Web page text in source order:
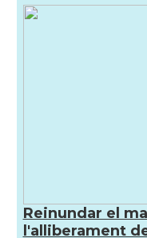
Reinundar el
l'alliberament